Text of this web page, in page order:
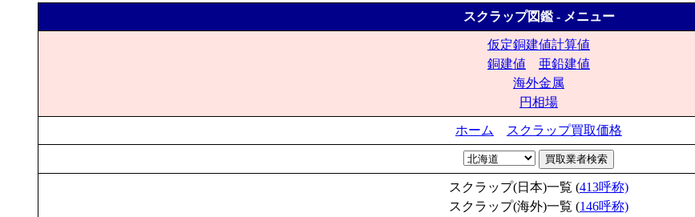
スクラップ図鑑 - メニュー
仮定銅建値計算値
銅建値
亜鉛建値
海外金属
円相場
ホーム スクラップ買取価格
スクラップ(日本)一覧 (413呼称)
スクラップ(海外)一覧 (146呼称)